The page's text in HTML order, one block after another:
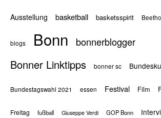
Ausstellung basketball basketsspirit
blogs Bonn bonnerblogger
Bonner Linktipps bonner sc
Bundestagswahl 2021 essen Festival Film
Freitag fußball Giuseppe Verdi GOP Bonn